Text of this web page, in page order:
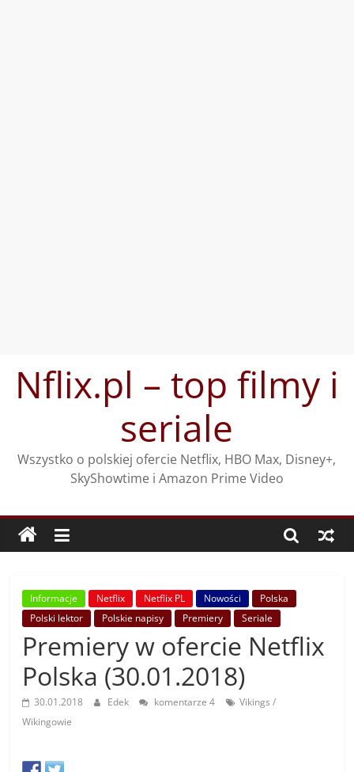
treściNflix.pl – top filmy i
seriale
Wszystko o polskiej ofercie Netflix, HBO Max, Disney+,
SkyShowtime i Amazon Prime Video
Informacje Netflix Netflix PL Nowości
Polska
Polski lektor
Polskie napisy Premiery Seriale
Premiery w ofercie Netflix
Polska (30.01.2018)
30.01.2018 Edek komentarze 4
Vikings /
Wikingowie